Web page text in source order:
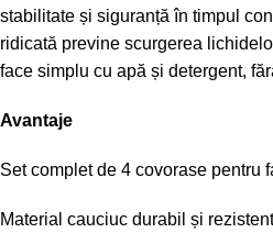
stabilitate și siguranță în timpul
ridicată previne scurgerea
face simplu cu apă și detergent,
Avantaje
Set complet de 4 covorase pentru
Material cauciuc durabil și